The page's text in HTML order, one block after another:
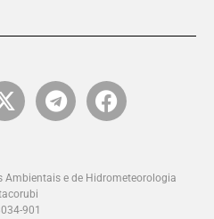
Ambientais e de Hidrometeorologia
901